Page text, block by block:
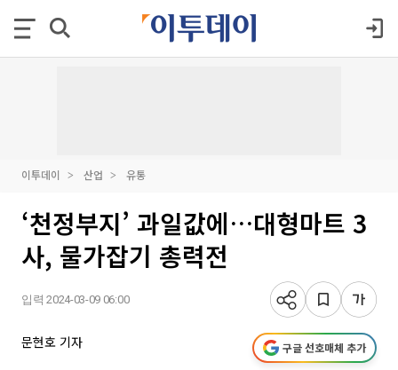
이투데이 산업 유통
‘천정부지’ 과일값에…대형마트 3
사, 물가잡기 총력전
입력 2024-03-09 06:00
문현호 기자 구글 선호매체 추가